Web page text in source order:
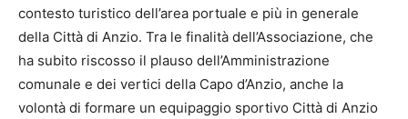
contesto turistico dell’area portuale e più in generale
della Città di Anzio. Tra le finalità dell’Associazione, che
ha subito riscosso il plauso dell’Amministrazione
comunale e dei vertici della Capo d’Anzio, anche la
volontà di formare un equipaggio sportivo Città di Anzio